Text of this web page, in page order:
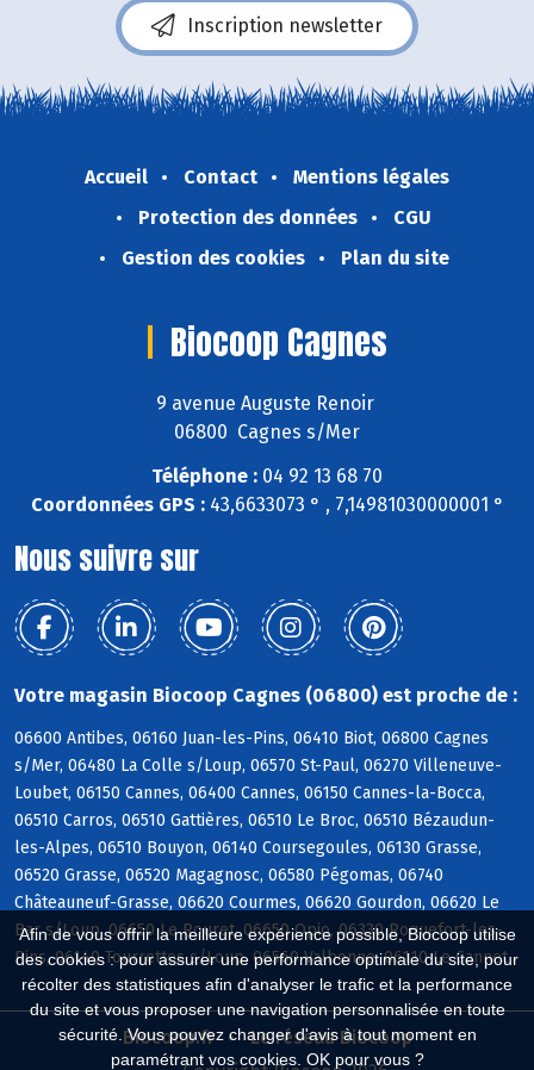
Afin de vous offrir la meilleure expérience possible, Biocoop utilise
des cookies : pour assurer une performance optimale du site, pour
récolter des statistiques afin d'analyser le trafic et la performance
du site et vous proposer une navigation personnalisée en toute
sécurité. Vous pouvez changer d'avis à tout moment en
paramétrant vos cookies. OK pour vous ?
Inscription newsletter
Accueil Contact
Mentions légales
Protection des données
CGU
Gestion des cookies
Plan du site
Biocoop Cagnes
9 avenue Auguste Renoir
06800 Cagnes s/Mer
Téléphone : 04 92 13 68 70
Coordonnées GPS :43,6633073 ° , 7,14981030000001 °
Nous suivre sur
Votre magasin Biocoop Cagnes (06800) est proche de :
06600 Antibes, 06160 Juan-les-Pins, 06410 Biot, 06800 Cagnes
s/Mer, 06480 La Colle s/Loup, 06570 St-Paul, 06270 Villeneuve-
Loubet, 06150 Cannes, 06400 Cannes, 06150 Cannes-la-Bocca,
06510 Carros, 06510 Gattières, 06510 Le Broc, 06510 Bézaudun-
les-Alpes, 06510 Bouyon, 06140 Coursegoules, 06130 Grasse,
06520 Grasse, 06520 Magagnosc, 06580 Pégomas, 06740
Châteauneuf-Grasse, 06620 Courmes, 06620 Gourdon, 06620 Le
Bar s/Loup, 06650 Le Rouret, 06650 Opio, 06330 Roquefort-les-
Pins, 06140 Tourrettes s/Loup, 06560 Valbonne, 06110 Le Cannet
Biocoop.fr
Le réseau Biocoop